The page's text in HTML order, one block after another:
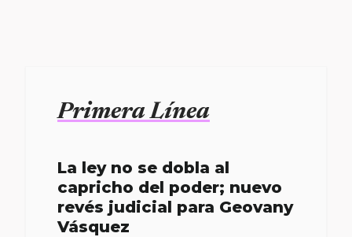
Primera Línea
La ley no se dobla al
capricho del poder; nuevo
revés judicial para Geovany
Vásquez